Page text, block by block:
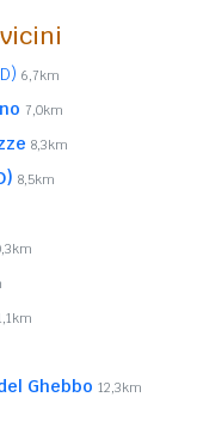
6,7km
7,0km
8,3km
8,5km
Ghebbo 12,3km